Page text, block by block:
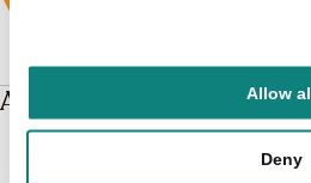
Allow
Deny
Andere boeken over